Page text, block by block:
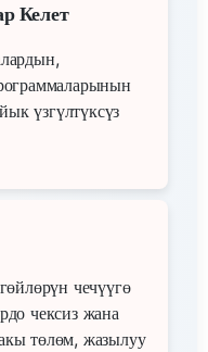
Келет
үзгүлтүксүз
чечүүгө
чексиз жана
төлөм, жазылуу